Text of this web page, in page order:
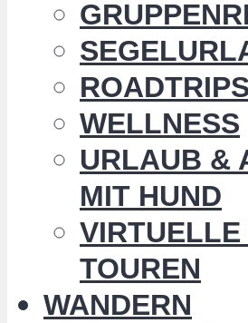
ROADTRIPS
WELLNESS
URLAUB &
MIT HUND
TOUREN
WANDERN